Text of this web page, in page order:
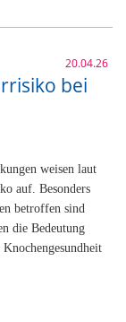
20.04.26
bei
weisen laut
auf. Besonders
betroffen sind
die Bedeutung